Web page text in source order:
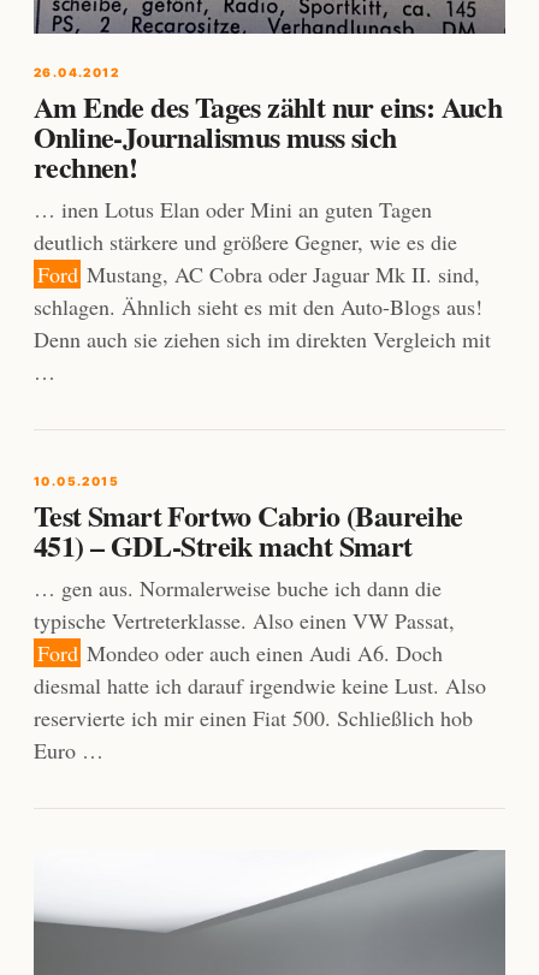
26.04.2012
Am Ende des Tages zählt nur eins: Auch
Online-Journalismus muss sich
rechnen!
… inen Lotus Elan oder Mini an guten Tagen
deutlich stärkere und größere Gegner, wie es die
Ford Mustang, AC Cobra oder Jaguar Mk II. sind,
schlagen. Ähnlich sieht es mit den Auto-Blogs aus!
Denn auch sie ziehen sich im direkten Vergleich mit
…
10.05.2015
Test Smart Fortwo Cabrio (Baureihe
451) – GDL-Streik macht Smart
… gen aus. Normalerweise buche ich dann die
typische Vertreterklasse. Also einen VW Passat,
Ford Mondeo oder auch einen Audi A6. Doch
diesmal hatte ich darauf irgendwie keine Lust. Also
reservierte ich mir einen Fiat 500. Schließlich hob
Euro …